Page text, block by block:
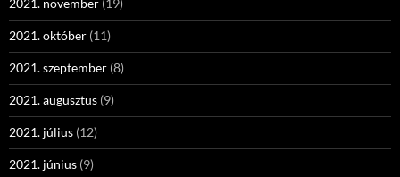
2021. november (19)
2021. október (11)
2021. szeptember (8)
2021. augusztus (9)
2021. július (12)
2021. június (9)